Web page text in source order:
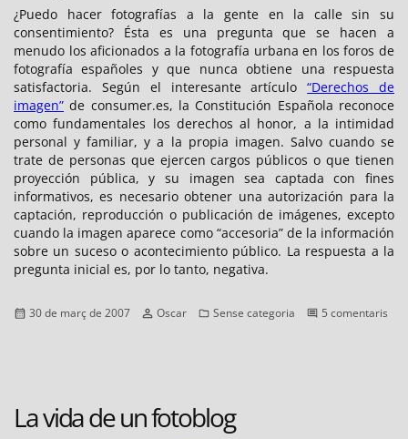
¿Puedo hacer fotografías a la gente en la calle sin su
consentimiento? Ésta es una pregunta que se hacen a
menudo los aficionados a la fotografía urbana en los foros de
fotografía españoles y que nunca obtiene una respuesta
satisfactoria. Según el interesante artículo“Derechos de
imagen” de consumer.es, la Constitución Española reconoce
como fundamentales los derechos al honor, a la intimidad
personal y familiar, y a la propia imagen. Salvo cuando se
trate de personas que ejercen cargos públicos o que tienen
proyección pública, y su imagen sea captada con fines
informativos, es necesario obtener una autorización para la
captación, reproducción o publicación de imágenes, excepto
cuando la imagen aparece como “accesoria” de la información
sobre un suceso o acontecimiento público. La respuesta a la
pregunta inicial es, por lo tanto, negativa.
Publicat
30 de març de 2007 Autor
Oscar Categories
Sense categoria
5 comentaris
de
imagen
La vida de un fotoblog